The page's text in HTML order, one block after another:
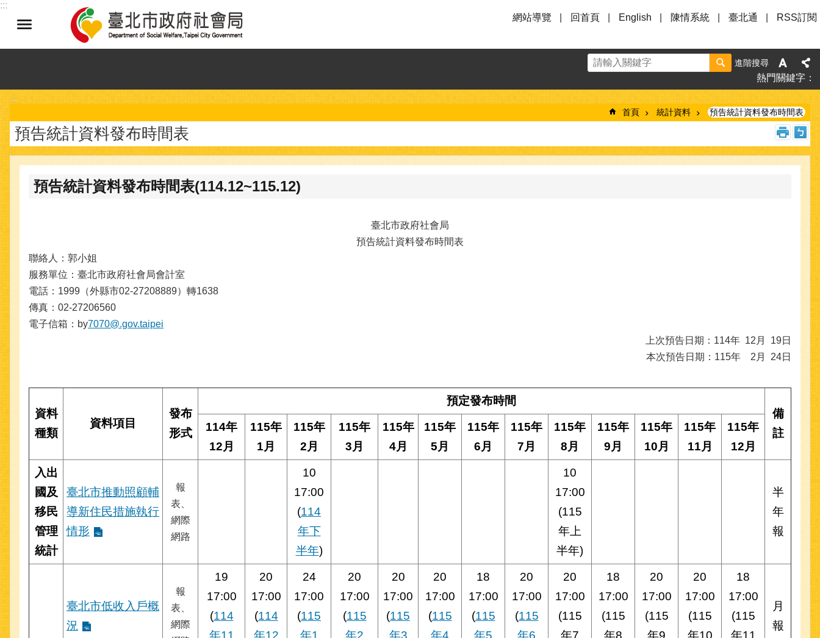
跳到主要內容區塊
:::
網站導覽
回首頁 English 陳情系統 臺北通 RSS訂閱
進階搜尋
熱門關鍵字
:::
首頁 統計資料 預告統計資料發布時間表
預告統計資料發布時間表
預告統計資料發布時間表(114.12~115.12)
臺北市政府社會局
預告統計資料發布時間表
聯絡人：郭小姐
服務單位：臺北市政府社會局會計室
電話：1999（外縣市02-27208889）轉1638
傳真：02-27206560
電子信箱：by7070@.gov.taipei
上次預告日期：114年 12月 19日
本次預告日期：115年 2月 24日
資料
種類
資料項目
發布
形式
預定發布時間
備
註
114年
12月
115年
1月
115年
2月
115年
3月
115年
4月
115年
5月
115年
6月
115年
7月
115年
8月
115年
9月
115年
10月
115年
11月
115年
12月
入出
國及
移民
管理
統計
臺北市推動照顧輔
導新住民措施執行
情形
報
表、
網際
網路
10
17:00
(114
年下
半年)
10
17:00
(115
年上
半年)
半
年
報
臺北市低收入戶概
況
報
表、
網際
19
17:00
(114
20
17:00
(114
24
17:00
(115
20
17:00
(115
20
17:00
(115
20
17:00
(115
18
17:00
(115
20
17:00
(115
20
17:00
(115
18
17:00
(115
20
17:00
(115
20
17:00
(115
18
17:00
(115
月
報